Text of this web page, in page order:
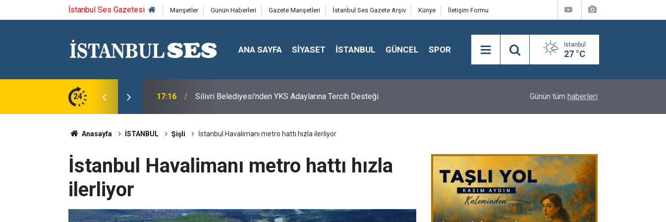
İstanbul Ses Gazetesi Manşetler Günün Haberleri Gazete Manşetleri İstanbul Ses Gazete Arşiv Künye İletişim Formu
ANA SAYFA SİYASET İSTANBUL GÜNCEL SPOR İstanbul
27 °C
24
Tercih Desteği 16:24 BEYLİKDÜZÜ’NDE YAZ SPOR KURSLARI TÜM HIZIYLA DEVAM EDİYOR Günün tüm haberleri
Anasayfa İSTANBUL Şişli İstanbul Havalimanı metro hattı hızla ilerliyor
İstanbul Havalimanı metro hattı hızla
ilerliyor